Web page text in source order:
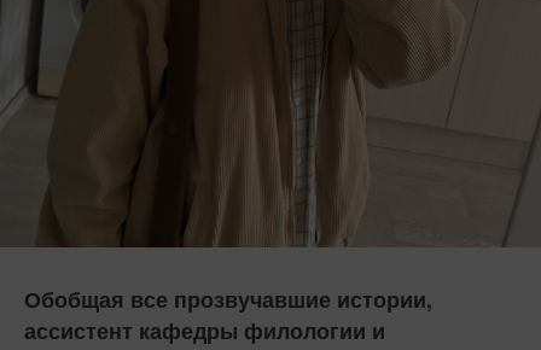
Обобщая все прозвучавшие истории,
ассистент кафедры филологии и